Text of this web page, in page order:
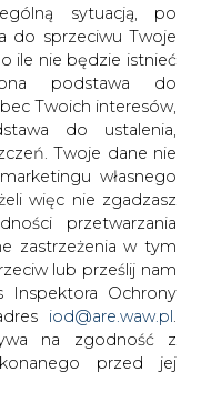
sytuacją, po
do sprzeciwu Twoje
ile nie będzie istnieć
podstawa do
Twoich interesów,
do ustalenia,
Twoje dane nie
własnego
więc nie zgadzasz
przetwarzania
zastrzeżenia w tym
lub prześlij nam
Inspektora Ochrony
iod@are.waw.pl
na zgodność z
przed jej
prowadzi
nielegalnego
dla
w tej sprawie
osób, z czego
w serwisie e-
sztucznej inteligencji.
włączenie publikacji do